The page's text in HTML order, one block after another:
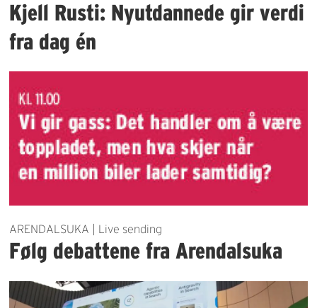
Kjell Rusti: Nyutdannede gir verdi
fra dag én
ARENDALSUKA | Live sending
Følg debattene fra Arendalsuka